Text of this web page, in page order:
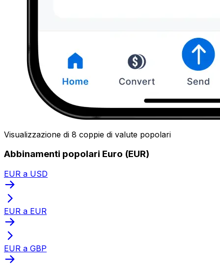
Visualizzazione di 8 coppie di valute popolari
Abbinamenti popolari Euro (EUR)
EUR a USD
EUR a EUR
EUR a GBP